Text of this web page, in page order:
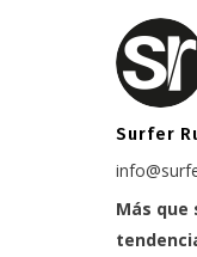
Surfer
Más